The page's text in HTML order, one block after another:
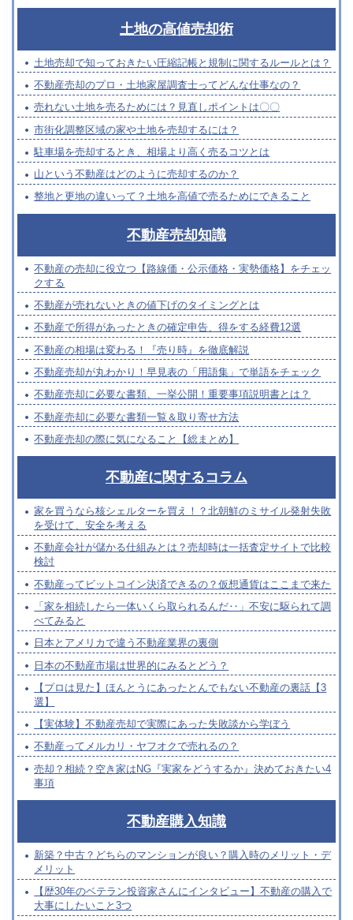
土地の高値売却術
土地売却で知っておきたい圧縮記帳と規制に関するルールとは？
不動産売却のプロ・土地家屋調査士ってどんな仕事なの？
売れない土地を売るためには？見直しポイントは〇〇
市街化調整区域の家や土地を売却するには？
駐車場を売却するとき、相場より高く売るコツとは
山という不動産はどのように売却するのか？
整地と更地の違いって？土地を高値で売るためにできること
不動産売却知識
不動産の売却に役立つ【路線価・公示価格・実勢価格】をチェッ
クする
不動産が売れないときの値下げのタイミングとは
不動産で所得があったときの確定申告、得をする経費12選
不動産の相場は変わる！『売り時』を徹底解説
不動産売却が丸わかり！早見表の「用語集」で単語をチェック
不動産売却に必要な書類、一挙公開！重要事項説明書とは？
不動産売却に必要な書類一覧＆取り寄せ方法
不動産売却の際に気になること【総まとめ】
不動産に関するコラム
家を買うなら核シェルターを買え！？北朝鮮のミサイル発射失敗
を受けて、安全を考える
不動産会社が儲かる仕組みとは？売却時は一括査定サイトで比較
検討
不動産ってビットコイン決済できるの？仮想通貨はここまで来た
「家を相続したら一体いくら取られるんだ‥」不安に駆られて調
べてみると
日本とアメリカで違う不動産業界の裏側
日本の不動産市場は世界的にみるとどう？
【プロは見た】ほんとうにあったとんでもない不動産の裏話【3
選】
【実体験】不動産売却で実際にあった失敗談から学ぼう
不動産ってメルカリ・ヤフオクで売れるの？
売却？相続？空き家はNG『実家をどうするか』決めておきたい4
事項
不動産購入知識
新築？中古？どちらのマンションが良い？購入時のメリット・デ
メリット
【歴30年のベテラン投資家さんにインタビュー】不動産の購入で
大事にしたいこと3つ